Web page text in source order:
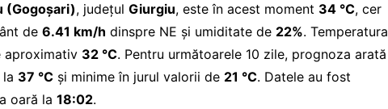
(Gogoşari), județulGiurgiu, este în acest moment 34 °C, cer
de6.41 km/h dinspre NE și umiditate de 22%. Temperatura
aproximativ 32 °C. Pentru următoarele 10 zile, prognoza arată
37 °C și minime în jurul valorii de 21 °C. Datele au fost
oară la18:02.